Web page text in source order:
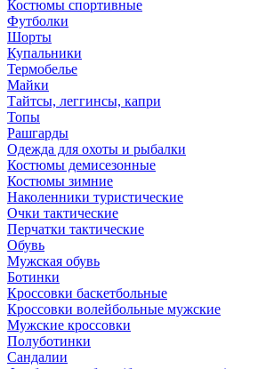
Костюмы спортивные
Футболки
Шорты
Купальники
Термобелье
Майки
Тайтсы, леггинсы, капри
Топы
Рашгарды
Одежда для охоты и рыбалки
Костюмы демисезонные
Костюмы зимние
Наколенники туристические
Очки тактические
Перчатки тактические
Обувь
Мужская обувь
Ботинки
Кроссовки баскетбольные
Кроссовки волейбольные мужские
Мужские кроссовки
Полуботинки
Сандалии